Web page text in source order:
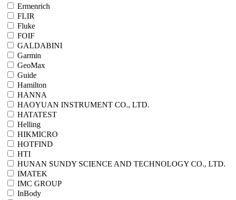
Ermenrich
FLIR
Fluke
FOIF
GALDABINI
Garmin
GeoMax
Guide
Hamilton
HANNA
HAOYUAN INSTRUMENT CO., LTD.
HATATEST
Helling
HIKMICRO
HOTFIND
HTI
HUNAN SUNDY SCIENCE AND TECHNOLOGY CO., LTD.
IMATEK
IMC GROUP
InBody